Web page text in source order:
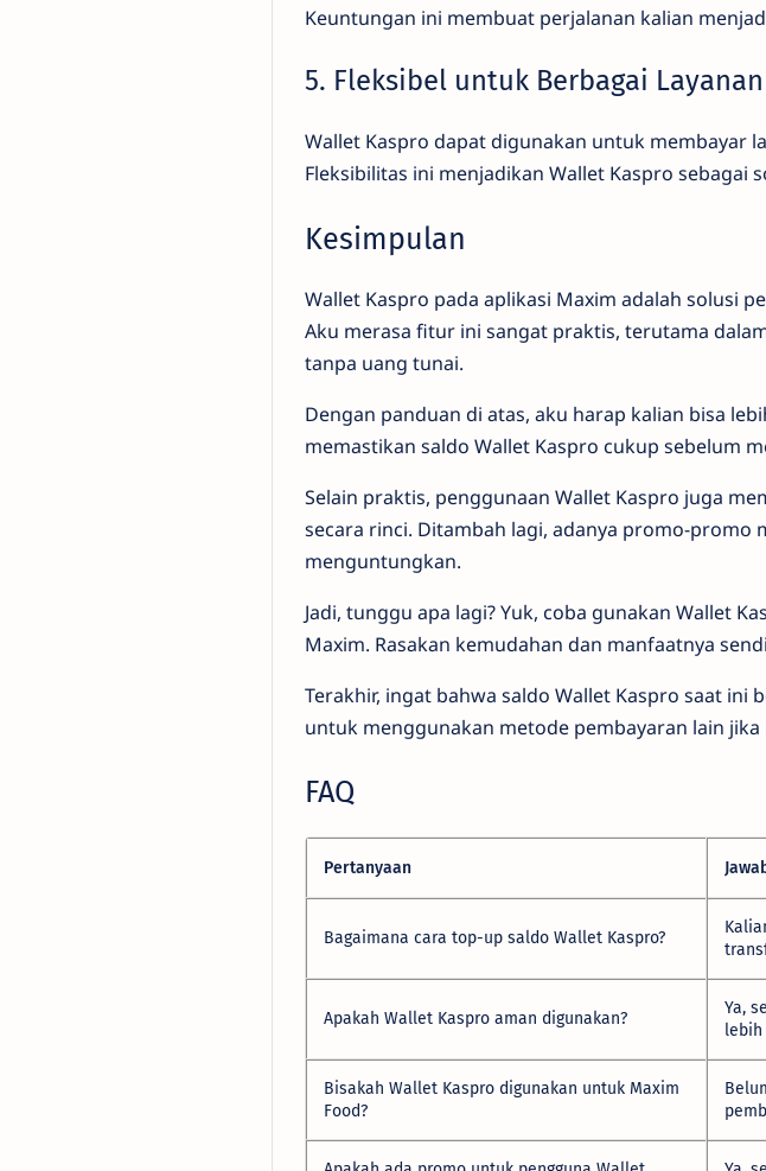
Keuntungan ini membuat perjalanan kalian
5. Fleksibel untuk Berbagai Layanan
Wallet Kaspro dapat digunakan untuk membayar
Fleksibilitas ini menjadikan Wallet Kaspro sebagai
Kesimpulan
Wallet Kaspro pada aplikasi Maxim adalah solusi
Aku merasa fitur ini sangat praktis, terutama
tanpa uang tunai.
Dengan panduan di atas, aku harap kalian bisa
memastikan saldo Wallet Kaspro cukup sebelum
Selain praktis, penggunaan Wallet Kaspro juga
secara rinci. Ditambah lagi, adanya promo-
menguntungkan.
Jadi, tunggu apa lagi? Yuk, coba gunakan Wallet
Maxim. Rasakan kemudahan dan manfaatnya
Terakhir, ingat bahwa saldo Wallet Kaspro saat
untuk menggunakan metode pembayaran lain
FAQ
Pertanyaan
Bagaimana cara top-up saldo Wallet Kaspro?
Apakah Wallet Kaspro aman digunakan?
Ya,
lebih
Bisakah Wallet Kaspro digunakan untuk Maxim
Food?